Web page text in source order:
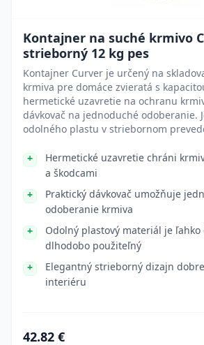
Kontajner na suché krmivo
strieborný 12 kg pes
Kontajner Curver je určený na
krmiva pre domáce zvieratá s
hermetické uzavretie na ochranu
dávkovač na jednoduché odoberanie.
odolného plastu v striebornom
Hermetické uzavretie chráni
a škodcami
Praktický dávkovač umožňuje
odoberanie krmiva
Odolný plastový materiál je ľahko
dlhodobo použiteľný
Elegantný strieborný dizajn
interiéru
42.82 €